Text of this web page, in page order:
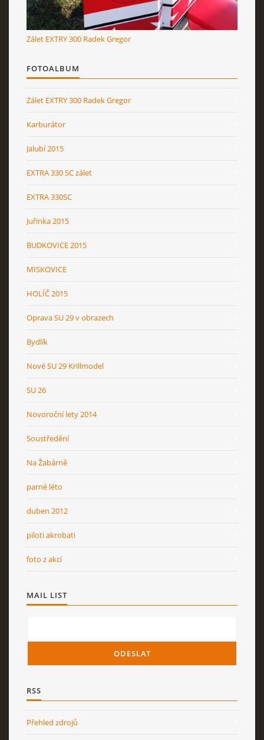
info@rcaeroholesov.cz
|
Zálet EXTRY 300 Radek Gregor
FOTOALBUM
Zálet EXTRY 300 Radek Gregor
Karburátor
Jalubí 2015
EXTRA 330 SC zálet
EXTRA 330SC
Juřinka 2015
BUDKOVICE 2015
MISKOVICE
HOLÍČ 2015
Oprava SU 29 v obrazech
Bydlík
Nové SU 29 Krillmodel
SU 26
Novoroční lety 2014
Soustředění
Na Žabárně
parné léto
duben 2012
piloti akrobati
foto z akcí
MAIL LIST
RSS
Přehled zdrojů